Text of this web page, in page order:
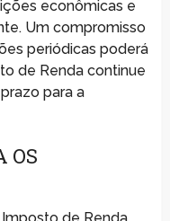
econômicas e
Um compromisso
periódicas poderá
de Renda continue
para a
OS
de Renda